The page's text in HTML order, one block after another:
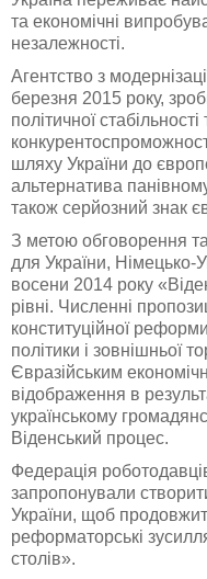
та економічні
незалежності.
Агентство з
березня 2015 року,
політичної
шляху України до
альтернатива
також серйозний знак
З метою обговорення
для України, Німецько-
восени 2014 року
рівні. Численні
конституційної
політики і зовнішньої
Євразійським
відображення в
українському
Віденський процес.
Федерація
запропонували
України, щоб
реформаторські
столів».